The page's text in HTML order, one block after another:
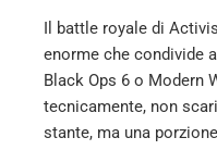
Il battle royale di
enorme che condivide
Black Ops 6 o Modern
tecnicamente, non
stante, ma una